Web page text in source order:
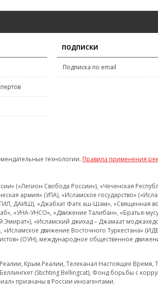
ПОДПИСКИ
Подписка по email
технологии. Правила применения
(«Легион Свобода России»), «Чеченская
армия» (УПА), «Исламское государство»
ДАИШ), «Джабхат Фатх аш-Шам», «Священная
«УНА-УНСО», «Движение Талибан», «Братья-
Эмират»), «Исламский джихад – Джамаат
«Исламское движение Восточного Туркестана»
(ОУН), международное общественное
Крым.Реалии, Телеканал Настоящее
(Stichting Bellingcat), Фонд борьбы с
признаны в России иноагентами.